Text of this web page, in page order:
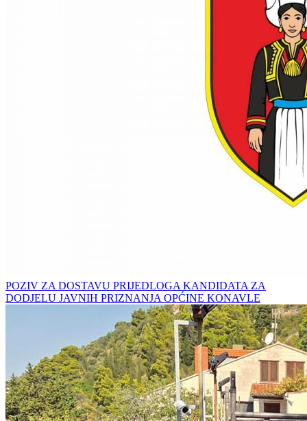
POZIV ZA DOSTAVU PRIJEDLOGA KANDIDATA ZA
DODJELU JAVNIH PRIZNANJA OPĆINE KONAVLE